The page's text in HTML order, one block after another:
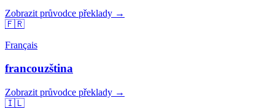
Zobrazit průvodce překlady →
🇫🇷
Français
francouzština
Zobrazit průvodce překlady →
🇮🇱